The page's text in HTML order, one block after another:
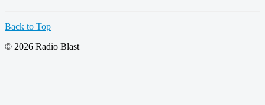
Back to Top
© 2026 Radio Blast